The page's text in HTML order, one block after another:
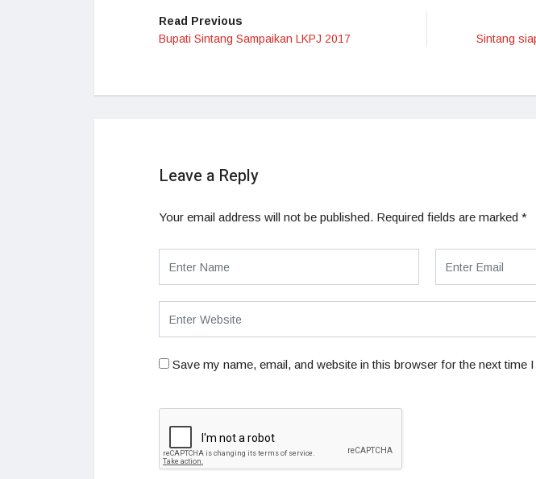
Read Previous
Bupati Sintang Sampaikan LKPJ 2017
Sintang
Leave a Reply
Your email address will not be published. Required fields are marked *
Save my name, email, and website in this browser for the next time